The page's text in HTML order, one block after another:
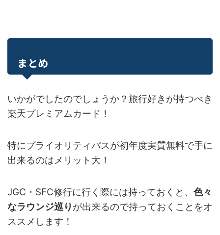
まとめ
いかがでしたのでしょうか？旅行好きが持つべき
楽天プレミアムカード！
特にプライオリティパスが初年度実質無料で手に
出来るのはメリット大！
JGC・SFC修行に行く際には持っておくと、 色々
なラウンジ巡り が出来るので持っておくことをオ
ススメします！